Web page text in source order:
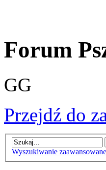
Forum
GG
Przejdź do
Wyszukiwanie zaawansowane